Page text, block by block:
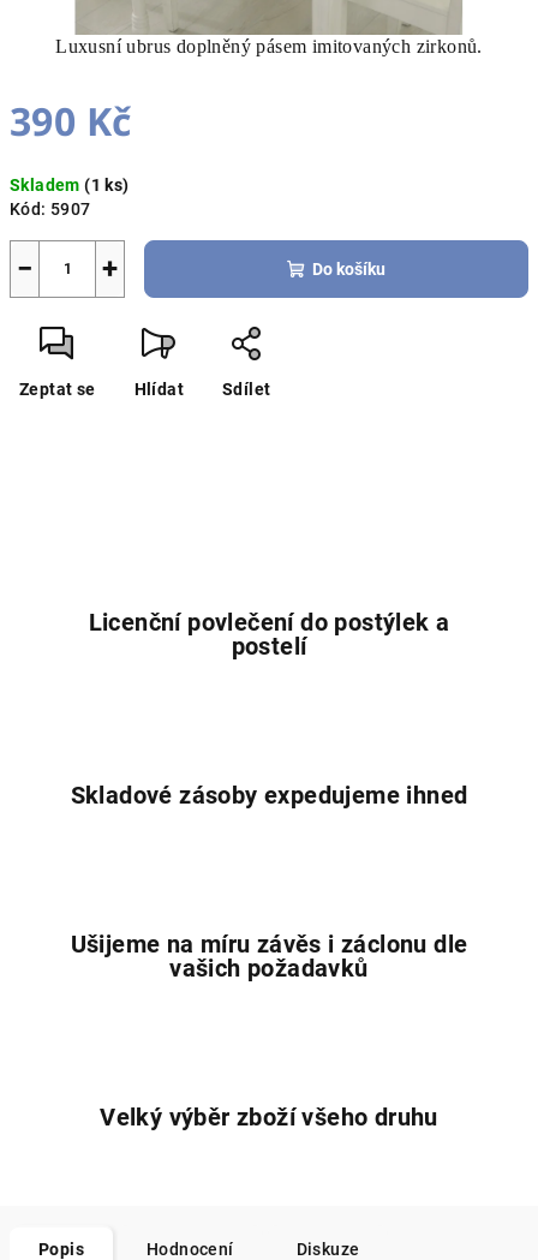
Luxusní ubrus doplněný pásem imitovaných zirkonů.
390 Kč
cena:
Skladem(1 ks)
Kód: 5907
+
− Do košíku
Zeptat se Hlídat Sdílet
Licenční povlečení do postýlek a
postelí
Skladové zásoby expedujeme ihned
Ušijeme na míru závěs i záclonu dle
vašich požadavků
Velký výběr zboží všeho druhu
Popis Hodnocení Diskuze